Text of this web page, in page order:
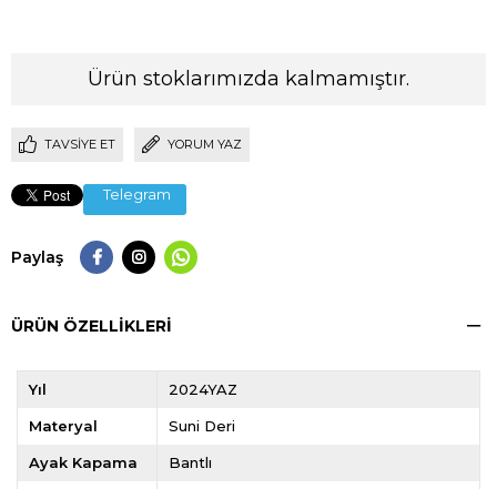
Ürün stoklarımızda kalmamıştır.
TAVSIYE ET YORUM YAZ
Telegram
Paylaş
ÜRÜN ÖZELLIKLERI
Yıl 2024YAZ
Materyal Suni Deri
Ayak Kapama Bantlı